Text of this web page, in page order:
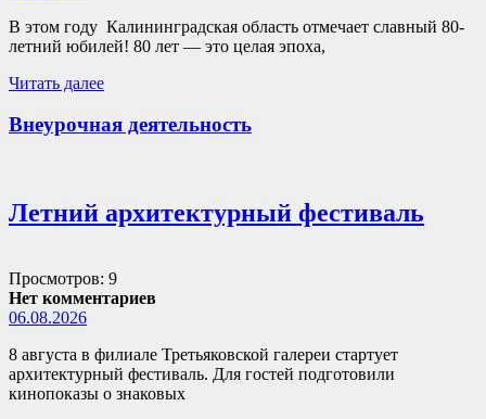
В этом году Калининградская область отмечает славный 80-
летний юбилей! 80 лет — это целая эпоха,
Читать далее
Внеурочная деятельность
Летний архитектурный фестиваль
Просмотров: 9
Нет комментариев
06.08.2026
8 августа в филиале Третьяковской галереи стартует
архитектурный фестиваль. Для гостей подготовили
кинопоказы о знаковых